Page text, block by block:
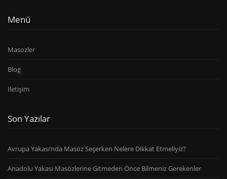
Menü
Masozler
Blog
İletişim
Son Yazılar
Avrupa Yakası’nda Masöz Seçerken Nelere Dikkat Etmeliyiz?
Anadolu Yakası Masözlerine Gitmeden Önce Bilmeniz Gerekenler